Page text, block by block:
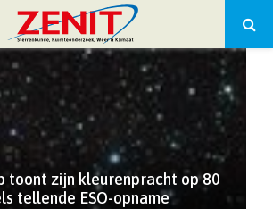
toont zijn kleurenpracht op 80
tellende ESO-opname